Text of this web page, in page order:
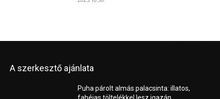
A szerkesztő ajánlata
Puha párolt almás palacsinta: illatos,